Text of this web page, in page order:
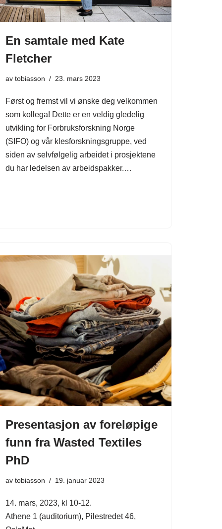
En samtale med Kate
Fletcher
av tobiasson 23. mars 2023
Først og fremst vil vi ønske deg velkommen
som kollega! Dette er en veldig gledelig
utvikling for Forbruksforskning Norge
(SIFO) og vår klesforskningsgruppe, ved
siden av selvfølgelig arbeidet i prosjektene
du har ledelsen av arbeidspakker.…
Presentasjon av foreløpige
funn fra Wasted Textiles
PhD
av tobiasson 19. januar 2023
14. mars, 2023, kl 10-12.
Athene 1 (auditorium), Pilestredet 46,